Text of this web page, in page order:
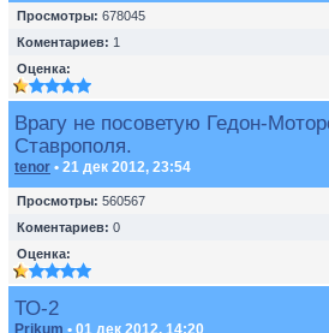
Просмотры: 678045
Коментариев: 1
Оценка:
Врагу не посоветую Гедон-
Ставрополя.
tenor • 21 дек 2012, 23:54
Просмотры: 560567
Коментариев: 0
Оценка:
ТО-2
Prikum • 01 дек 2012, 14:20